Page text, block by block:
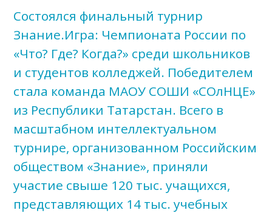
Состоялся финальный турнир
Знание.Игра: Чемпионата России по
«Что? Где? Когда?» среди школьников
и студентов колледжей. Победителем
стала команда МАОУ СОШИ «СОлНЦЕ»
из Республики Татарстан. Всего в
масштабном интеллектуальном
турнире, организованном Российским
обществом «Знание», приняли
участие свыше 120 тыс. учащихся,
представляющих 14 тыс. учебных